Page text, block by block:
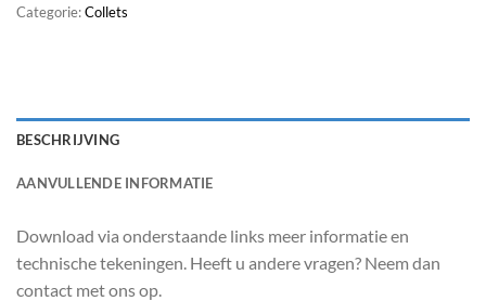
Categorie:Collets
BESCHRIJVING
AANVULLENDE INFORMATIE
Download via onderstaande links meer informatie en
technische tekeningen. Heeft u andere vragen? Neem dan
contact met ons op.